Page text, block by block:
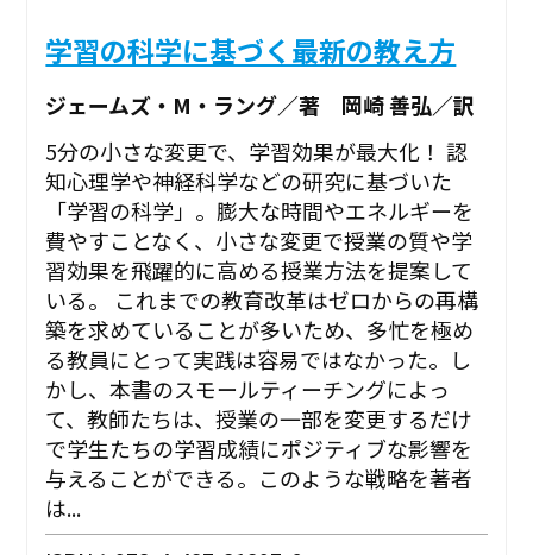
学習の科学に基づく最新の教え方
ジェームズ・M・ラング／著 岡崎 善弘／訳
5分の小さな変更で、学習効果が最大化！ 認
知心理学や神経科学などの研究に基づいた
「学習の科学」。膨大な時間やエネルギーを
費やすことなく、小さな変更で授業の質や学
習効果を飛躍的に高める授業方法を提案して
いる。 これまでの教育改革はゼロからの再構
築を求めていることが多いため、多忙を極め
る教員にとって実践は容易ではなかった。し
かし、本書のスモールティーチングによっ
て、教師たちは、授業の一部を変更するだけ
で学生たちの学習成績にポジティブな影響を
与えることができる。このような戦略を著者
は...